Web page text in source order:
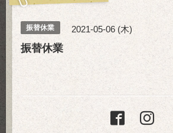
振替休業 2021-05-06 (木)
振替休業